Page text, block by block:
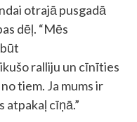
otrajā pusgadā
dēļ. “Mēs
ralliju un cīnīties
tiem. Ja mums ir
atpakaļ cīņā.”